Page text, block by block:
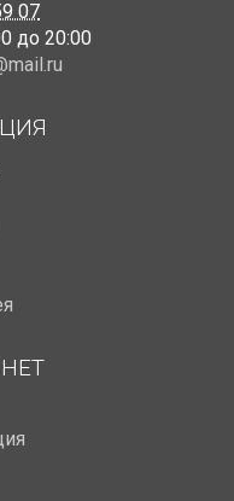
07
до 20:00